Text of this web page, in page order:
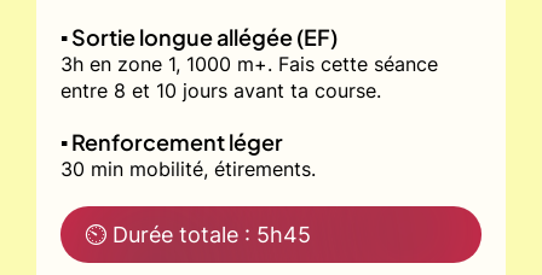
▪️ Sortie longue allégée (EF)
3h en zone 1, 1000 m+. Fais cette séance
entre 8 et 10 jours avant ta course.
▪️ Renforcement léger
30 min mobilité, étirements.
⏲ Durée totale : 5h45